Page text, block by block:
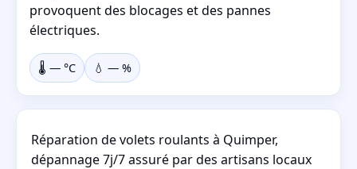
provoquent des blocages et des pannes
électriques.
🌡️ — °C 💧 — %
Réparation de volets roulants à Quimper,
dépannage 7j/7 assuré par des artisans locaux